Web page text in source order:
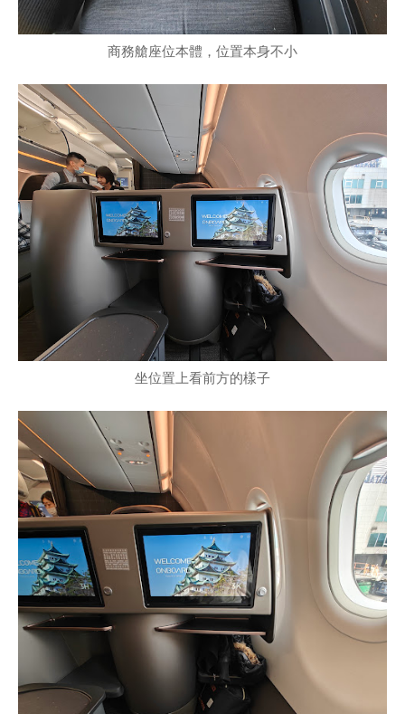
商務艙座位本體，位置本身不小
坐位置上看前方的樣子